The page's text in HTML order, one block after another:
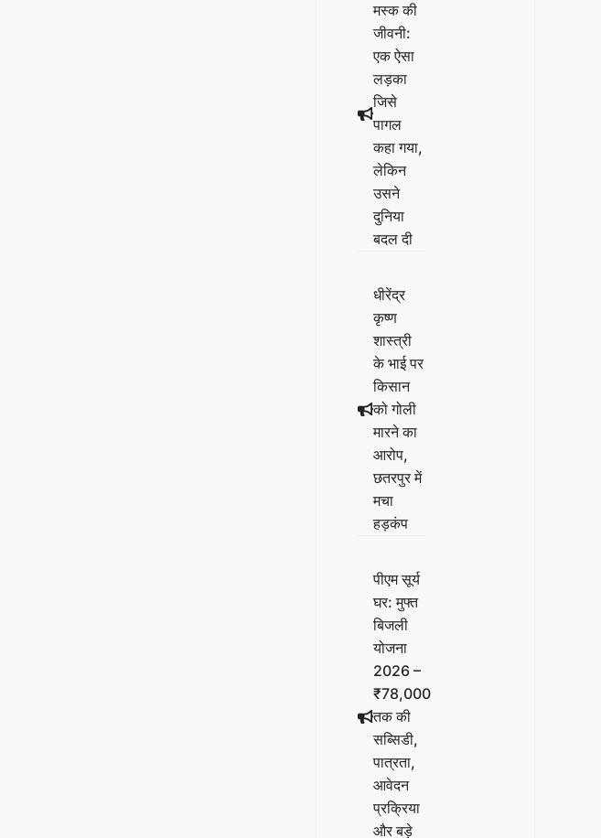
मस्क की
जीवनी:
एक ऐसा
लड़का
जिसे
पागल
कहा गया,
लेकिन
उसने
दुनिया
बदल दी
धीरेंद्र
कृष्ण
शास्त्री
के भाई पर
किसान
को गोली
मारने का
आरोप,
छतरपुर में
मचा
हड़कंप
पीएम सूर्य
घर: मुफ्त
बिजली
योजना
2026 –
₹78,000
तक की
सब्सिडी,
पात्रता,
आवेदन
प्रक्रिया
और बड़े